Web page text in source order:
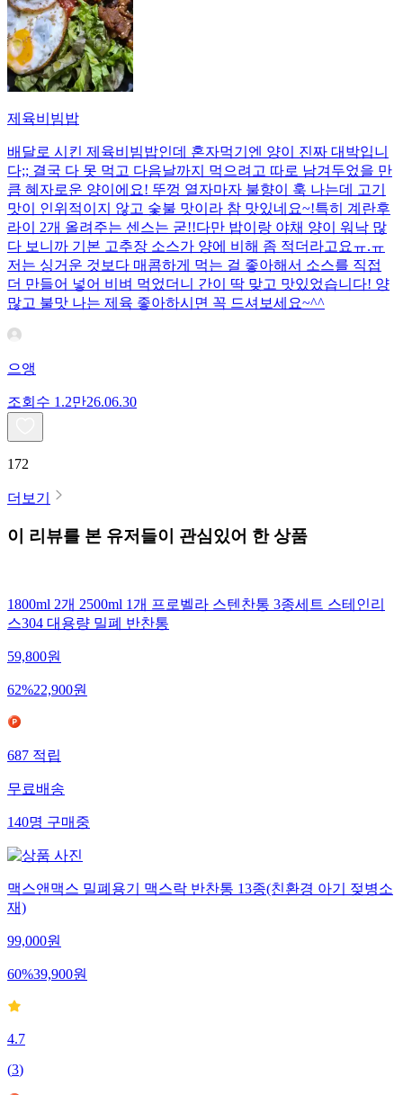
제육비빔밥
배달로 시킨 제육비빔밥인데 혼자먹기엔 양이 진짜 대박입니
다;; 결국 다 못 먹고 다음날까지 먹으려고 따로 남겨두었을 만
큼 혜자로운 양이에요! 뚜껑 열자마자 불향이 훅 나는데 고기
맛이 인위적이지 않고 숯불 맛이라 참 맛있네요~!특히 계란후
라이 2개 올려주는 센스는 굳!! ​다만 밥이랑 야채 양이 워낙 많
다 보니까 기본 고추장 소스가 양에 비해 좀 적더라고요ㅠ.ㅠ
저는 싱거운 것보다 매콤하게 먹는 걸 좋아해서 소스를 직접
더 만들어 넣어 비벼 먹었더니 간이 딱 맞고 맛있었습니다! 양
많고 불맛 나는 제육 좋아하시면 꼭 드셔보세요~^^
으앵
조회수 1.2만26.06.30
172
더보기
이 리뷰를 본 유저들이 관심있어 한 상품
1800ml 2개 2500ml 1개 프로벨라 스텐찬통 3종세트 스테인리
스304 대용량 밀폐 반찬통
59,800원
62%22,900원
687적립
무료배송
140명구매중
맥스앤맥스 밀폐용기 맥스락 반찬통 13종(친환경 아기 젖병소
재)
99,000원
60%39,900원
4.7
(3)